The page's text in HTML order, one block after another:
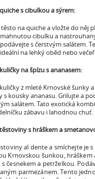
s cibulkou a sýrem:
na quiche a vložte do něj
cibulku a
s čerstvým salátem.
na lehký oběd nebo
na špízu s ananasem:
z mleté Krnovské šunky
s kousky ananasu. Grilujte a
salátem. Tato exotická
zábavu i lahodnou chuť.
s hráškem a
al dente a smíchejte je
Krnovskou šunkou, hráškem
česnekem a petrželkou.
parmezánem. Tento